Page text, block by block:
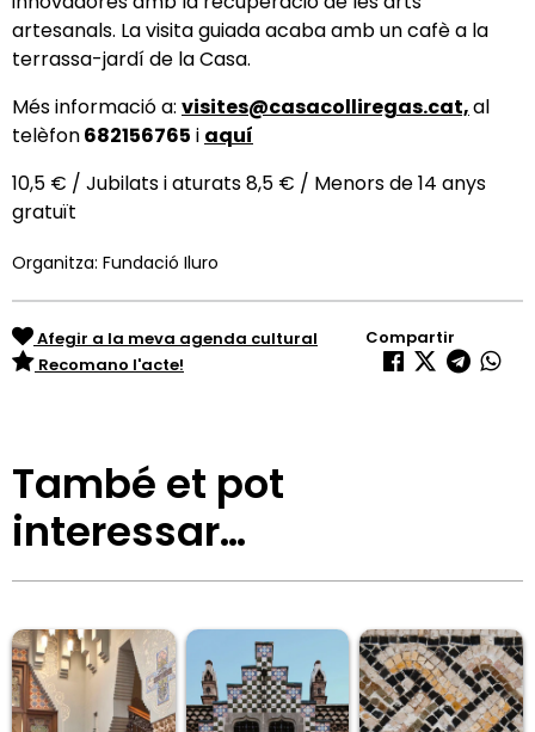
artesanals. La visita guiada acaba amb un cafè a la
terrassa-jardí de la Casa.
Més informació a: visites@casacolliregas.cat,al
telèfon682156765 i aquí
10,5 € / Jubilats i aturats 8,5 € / Menors de 14 anys
gratuït
Organitza: Fundació Iluro
Afegir a la meva agenda cultural
Recomano l'acte!
Compartir
També et pot
interessar…